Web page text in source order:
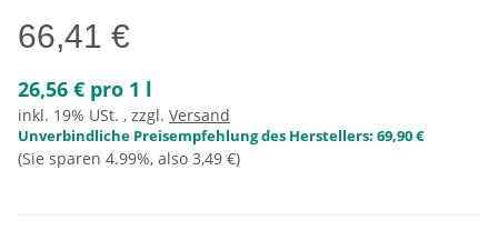
66,41 €
26,56 € pro 1 l
inkl. 19% USt. , zzgl. Versand
Unverbindliche Preisempfehlung des Herstellers: 69,90 €
(Sie sparen 4.99%, also 3,49 €)